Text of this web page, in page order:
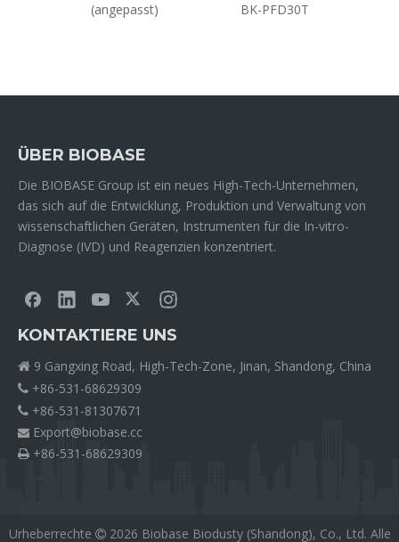
(angepasst)
BK-PFD30T
ÜBER BIOBASE
Die BIOBASE Group ist ein neues High-Tech-Unternehmen,
das sich auf die Entwicklung, Produktion und Verwaltung von
wissenschaftlichen Geräten, Instrumenten für die In-vitro-
Diagnose (IVD) und Reagenzien konzentriert.
KONTAKTIERE UNS
 9 Gangxing Road, High-Tech-Zone, Jinan, Shandong, China
 +86-531-68629309
 +86-531-81307671
 Export@biobase.cc
 +86-531-68629309
Urheberrechte  2026 Biobase Biodusty (Shandong), Co., Ltd. Alle